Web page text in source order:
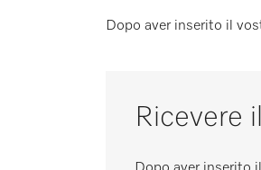
ASSISTENZA E
Dopo aver inserito il
Ricevere